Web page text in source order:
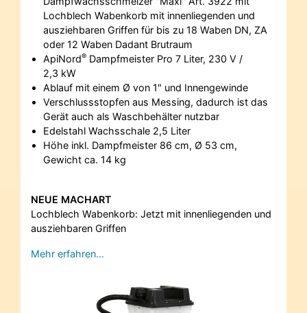
Lochblech Wabenkorb mit innenliegenden und
ausziehbaren Griffen für bis zu 18 Waben DN, ZA
oder 12 Waben Dadant Brutraum
ApiNord®Dampfmeister Pro 7 Liter, 230 V /
2,3 kW
Ablauf mit einem Ø von 1" und Innengewinde
Verschlussstopfen aus Messing, dadurch ist das
Gerät auch als Waschbehälter nutzbar
Edelstahl Wachsschale 2,5 Liter
Höhe inkl. Dampfmeister 86 cm, Ø 53 cm,
Gewicht ca. 14 kg
NEUE MACHART
Lochblech Wabenkorb: Jetzt mit innenliegenden und
ausziehbaren Griffen
Mehr erfahren…